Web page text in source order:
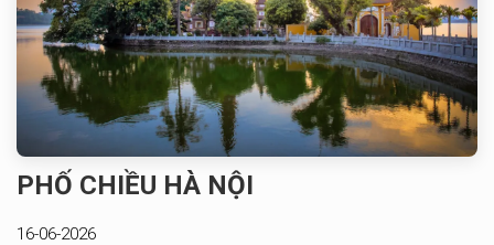
PHỐ CHIỀU HÀ NỘI
16-06-2026